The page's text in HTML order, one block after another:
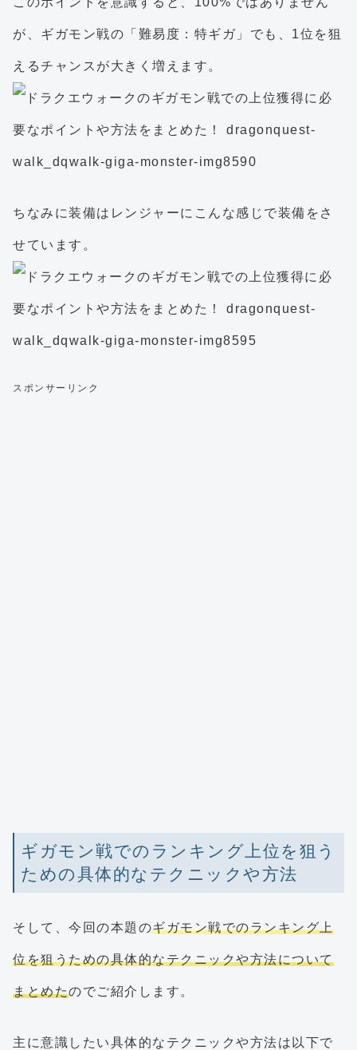
が、ギガモン戦の「難易度：特ギガ」でも、1位を狙
えるチャンスが大きく増えます。
ちなみに装備はレンジャーにこんな感じで装備をさ
せています。
スポンサーリンク
ギガモン戦でのランキング上位を狙う
ための具体的なテクニックや方法
そして、今回の本題のギガモン戦でのランキング上
位を狙うための具体的なテクニックや方法について
まとめたのでご紹介します。
主に意識したい具体的なテクニックや方法は以下で